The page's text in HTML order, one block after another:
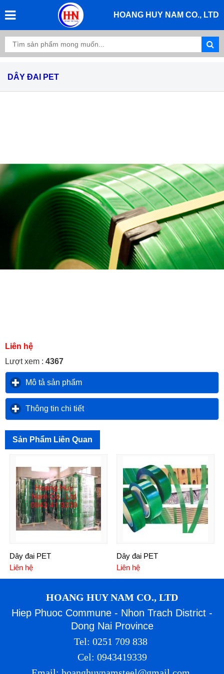
HOANG HUY NAM CO., LTD
DÂY ĐAI PET
Liên hệ
Lượt xem : 4367
Mô tả sản phẩm
Thông tin chi tiếtclick to expand contents
Sản Phẩm Liên Quan
Dây đai PET
Liên hệ
Dây đai PET
Liên hệ
HOANG HUY NAM CO., LTD
Hiep Phuoc Commune - Nhon Trach District -
Dong Nai Province
Tel: 0251 709 838
Cel: 0943419339